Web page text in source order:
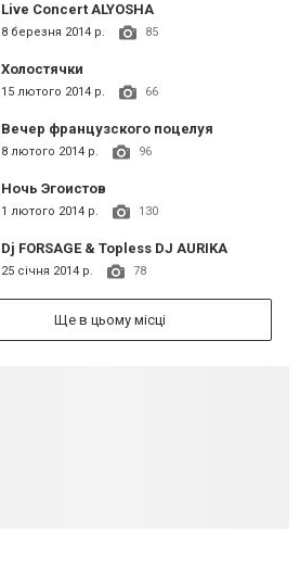
Live Concert ALYOSHA
8 березня 2014 р. 85
Холостячки
15 лютого 2014 р. 66
Вечер французского поцелуя
8 лютого 2014 р. 96
Ночь Эгоистов
1 лютого 2014 р. 130
Dj FORSAGE & Topless DJ AURIKA
25 січня 2014 р. 78
Ще в цьому місці